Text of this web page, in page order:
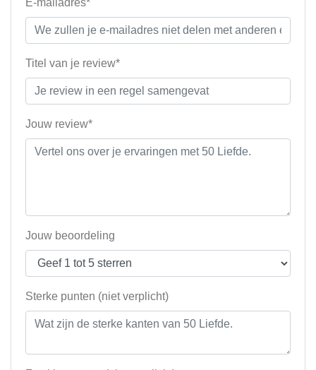
E-mailadres*
Titel van je review*
Jouw review*
Jouw beoordeling
Sterke punten (niet verplicht)